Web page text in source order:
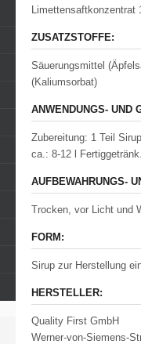
Limettensaftkonzentrat
ZUSATZSTOFFE:
Säuerungsmittel
(Kaliumsorbat)
ANWENDUNGS- UND
Zubereitung: 1 Teil
ca.: 8-12 l
AUFBEWAHRUNGS-
Trocken, vor Licht und
FORM:
Sirup zur Herstellung
HERSTELLER:
Quality First GmbH
Werner-von-Siemens-